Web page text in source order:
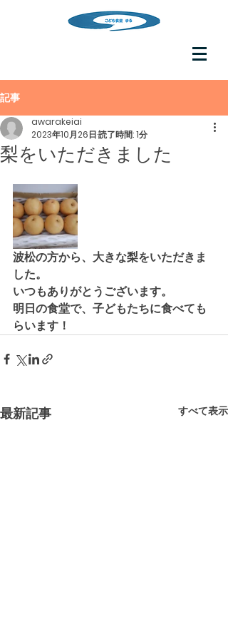
記事
梨をいただきました
awarakeiai
2023年10月26日読了時間: 1分
波松の方から、大きな梨をいただきま
した。
いつもありがとうございます。
明日の食堂で、子どもたちに食べても
らいます！
最新記事 すべて表示